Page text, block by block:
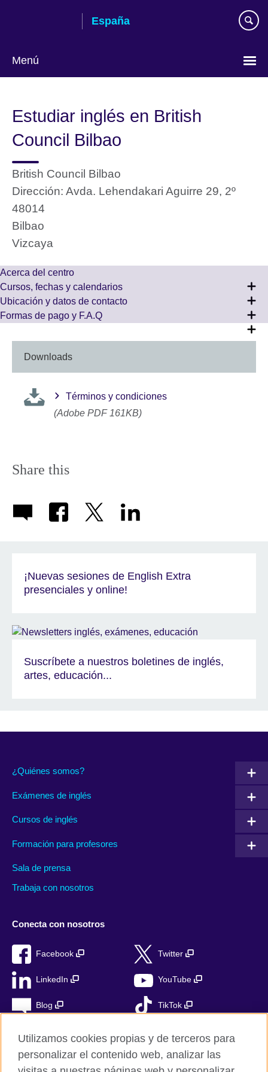
España
Menú
Estudiar inglés en British
Council Bilbao
British Council Bilbao
Dirección: Avda. Lehendakari Aguirre 29, 2º
48014
Bilbao
Vizcaya
Acerca del centro
Cursos, fechas y calendarios
Ubicación y datos de contacto
Formas de pago y F.A.Q
Downloads
Términos y condiciones
(Adobe PDF 161KB)
Share this
¡Nuevas sesiones de English Extra
presenciales y online!
Suscríbete a nuestros boletines de inglés,
artes, educación...
¿Quiénes somos?
Exámenes de inglés
Cursos de inglés
Formación para profesores
Sala de prensa
Trabaja con nosotros
Conecta con nosotros
Facebook Twitter
LinkedIn YouTube
Blog TikTok
British Council Global
Utilizamos cookies propias y de terceros para
personalizar el contenido web, analizar las